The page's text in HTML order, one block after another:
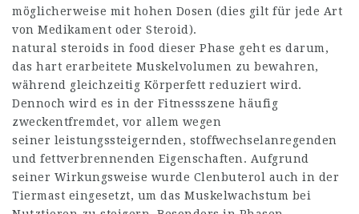
möglicherweise mit hohen Dosen (dies gilt für jede Art
von Medikament oder Steroid).
natural steroids in food dieser Phase geht es darum,
das hart erarbeitete Muskelvolumen zu bewahren,
während gleichzeitig Körperfett reduziert wird.
Dennoch wird es in der Fitnessszene häufig
zweckentfremdet, vor allem wegen
seiner leistungssteigernden, stoffwechselanregenden
und fettverbrennenden Eigenschaften. Aufgrund
seiner Wirkungsweise wurde Clenbuterol auch in der
Tiermast eingesetzt, um das Muskelwachstum bei